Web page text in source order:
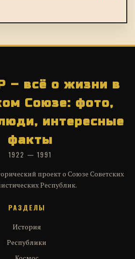
– всё о жизни в
Союзе: фото,
интересные
факты
1922 — 1991
проект о Союзе Советских
Республик.
РАЗДЕЛЫ
История
Республики